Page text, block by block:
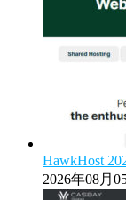
HawkHost
2026年08月